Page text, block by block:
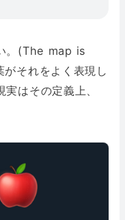
。(The map is
それをよく表現し
はその定義上、